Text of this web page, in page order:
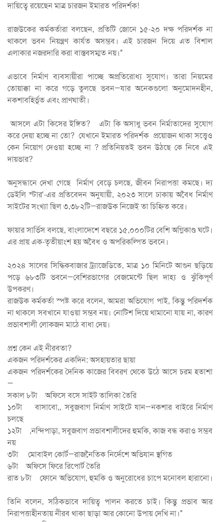
দায়িত্বে রয়েছেন মাত্র চারজন ইমারত পরিদর্শক!
রাজউকের কর্মকর্তারা বলছেন, প্রতিটি জোনে ১৫-২০ দক্ষ পরিদর্শক না
থাকলে ভবন নিয়ন্ত্রণ কার্যত অসম্ভব। এই চারজন দিয়ে এত বিশাল
এলাকার নজরদারি করা বাস্তবসম্মত নয়।”
এভাবে নির্মাণ ব্যবসায়ীরা পাচ্ছে অপ্রতিরোধ্য সুযোগ। তারা নিয়মের
তোয়াক্কা না করে গড়ে তুলছে ভবন—যার অনেকগুলো অনুমোদনহীন,
নকশাবহির্ভূত এবং প্রাণঘাতী।
আসলে এটা কিসের ইঙ্গিত? এটা কি অসাধু ভবন নির্মাতাদের সুযোগ
করে দেয়া হচ্ছে না তো? যেখানে ইমারত পরিদর্শক প্রয়োজন থাকা সত্ত্বেও
কেন নিয়োগ দেওয়া হচ্ছে না ? প্রতিনিয়তই ভবন উঠছে কে নিবে এই
দায়ভার?
অনুসন্ধানে দেখা গেছে নির্মাণ বেড়ে চলছে, জীবন নিরাপত্তা কমছে। দ্য
ডেইলি স্টার’-এর প্রতিবেদন অনুযায়ী, ২০২৩ সালে ঢাকায় অবৈধ নির্মাণ
সাইটের সংখ্যা ছিল ৩,৩৮২টি—রাজউক নিজেই তা চিহ্নিত করে।
ফায়ার সার্ভিস বলছে, বাংলাদেশে বছরে ১৫,০০০টির বেশি অগ্নিকাণ্ড ঘটে।
এর প্রায় এক-তৃতীয়াংশ হয় অবৈধ ও অপরিকল্পিত ভবনে।
২০২৪ সালের সিদ্ধিকবাজার ট্র্যাজেডিতে, মাত্র ১০ মিনিটে আগুন ছড়িয়ে
পড়ে ৬৮৩টি ভবনে—বেশিরভাগের বেজমেন্টে ছিল দাহ্য ও ঝুঁকিপূর্ণ
উপকরণ।
রাজউক কর্মকর্তা স্পষ্ট করে বলেন, আমরা অভিযোগ পাই, কিন্তু পরিদর্শক
না থাকলে সবখানে যাওয়া সম্ভব নয়। নোটিশ দিয়ে থামানো যায় না, কারণ
প্রভাবশালী লোকজন মাঠে বাধা দেয়।
প্রশ্ন কেন এই নীরবতা?
একজন পরিদর্শকের একদিন: অসহায়তার ছায়া
একজন পরিদর্শকের দৈনিক কাজের বিবরণ থেকে উঠে আসে চরম হতাশা
—
সকাল ৮টা অফিসে বসে সাইট তালিকা তৈরি
১০টা বাসাবো,, সবুজবাগ নির্মাণ সাইটে যান—নকশার বাইরে নির্মাণ
চলছে
১২টা ,নন্দিপাড়া, সবুজবাগ প্রভাবশালীদের হুমকি, কাজ বন্ধ করাও সম্ভব
নয়
৩টা মোবাইল কোর্ট—রাজনৈতিক নির্দেশে অভিযান স্থগিত
৬টা অফিসে ফিরে রিপোর্ট তৈরি
রাত ৮টা ফোনে অভিযোগ, হুমকি ও অনুরোধের চাপে মনোবল হারানো।
তিনি বলেন, সঠিকভাবে দায়িত্ব পালন করতে চাই। কিন্তু প্রভাব আর
নিরাপত্তাহীনতায় নীরব থাকা ছাড়া আর কোনো উপায় দেখি না।”